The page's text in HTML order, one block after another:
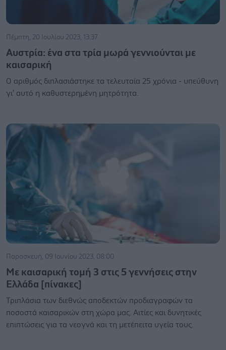
Πέμπτη, 20 Ιουλίου 2023, 13:37
Aυστρία: ένα στα τρία μωρά γεννιούνται με
καισαρική
Ο αριθμός διπλασιάστηκε τα τελευταία 25 χρόνια - υπεύθυνη
γι' αυτό η καθυστερημένη μητρότητα.
Παρασκευή, 09 Ιουνίου 2023, 08:00
Με καισαρική τομή 3 στις 5 γεννήσεις στην
Ελλάδα [πίνακες]
Τριπλάσια των διεθνώς αποδεκτών προδιαγραφών τα
ποσοστά καισαρικών στη χώρα μας. Αιτίες και δυνητικές
επιπτώσεις για τα νεογνά και τη μετέπειτα υγεία τους.